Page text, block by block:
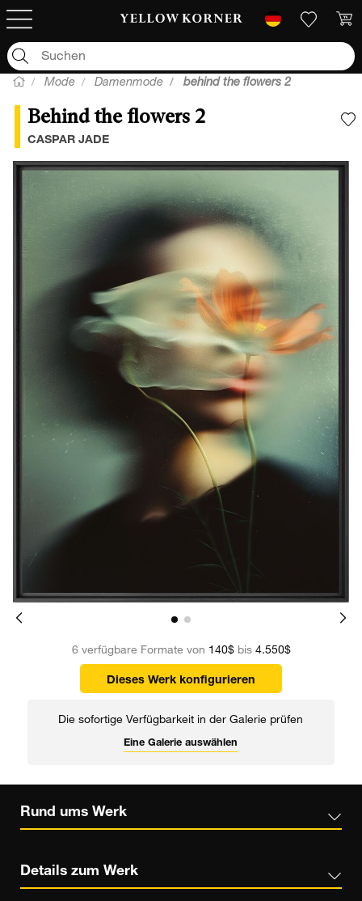
Mode Damenmode behind the flowers 2
Behind the flowers 2
CASPAR JADE
6 verfügbare Formate von 140$bis 4.550$
Dieses Werk konfigurieren
Die sofortige Verfügbarkeit in der Galerie prüfen
Eine Galerie auswählen
Rund ums Werk
Details zum Werk